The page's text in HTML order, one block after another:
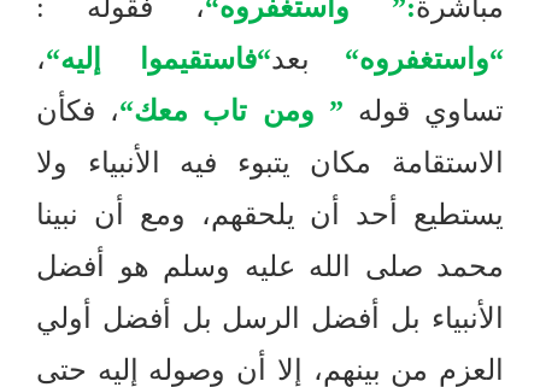
مباشرة:” واستغفروه“، فقوله :
“واستغفروه“ بعد“فاستقيموا إليه“،
تساوي قوله ” ومن تاب معك“، فكأن
الاستقامة مكان يتبوء فيه الأنبياء ولا
يستطيع أحد أن يلحقهم، ومع أن نبينا
محمد صلى الله عليه وسلم هو أفضل
الأنبياء بل أفضل الرسل بل أفضل أولي
العزم من بينهم، إلا أن وصوله إليه حتى